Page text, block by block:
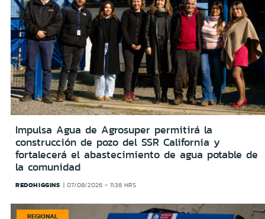
Impulsa Agua de Agrosuper permitirá la
construcción de pozo del SSR California y
fortalecerá el abastecimiento de agua potable de
la comunidad
REDOHIGGINS 07/08/2026 - 11:38 HRS
REGIONAL